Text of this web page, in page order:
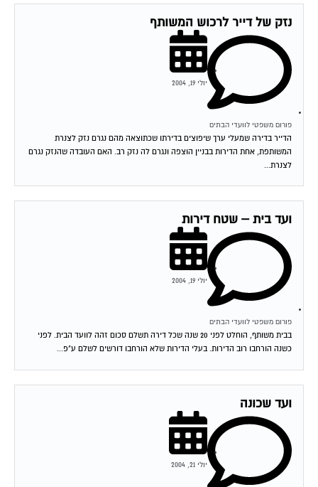
נזק של דייר לרכוש המשותף
פורום משפטי לוועדי הבתים
יולי 19, 2004
הדייר בדירה שמעלי ערך שיפוצים בדירתו שכתוצאה מהם נגרם נזק לצנרת
המשותפת, אחת הדירות בבניין הוצפה ונגרם לה נזק רב. האם העובדה שהנזק נגרם
לצנרת...
ועד בית – שטח דירות
פורום משפטי לוועדי הבתים
יולי 19, 2004
בבית משותף, הוחלט לפני 20 שנה שכל דירה תשלם סכום זהה לוועד הבית. לפני
כשנה הורחבו רוב הדירות. בעלי הדירות שלא הורחבו דורשים לשלם ע"פ...
ועד שכונה
יולי 21, 2004